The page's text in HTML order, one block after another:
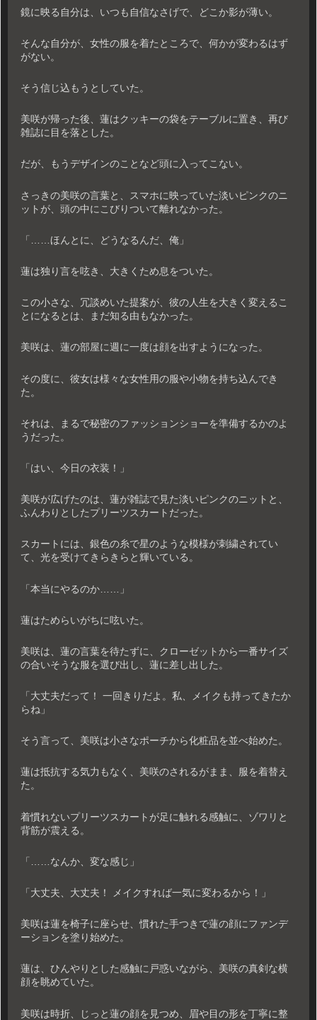
鏡に映る自分は、いつも自信なさげで、どこか影が薄い。
そんな自分が、女性の服を着たところで、何かが変わるはず
がない。
そう信じ込もうとしていた。
美咲が帰った後、蓮はクッキーの袋をテーブルに置き、再び
雑誌に目を落とした。
だが、もうデザインのことなど頭に入ってこない。
さっきの美咲の言葉と、スマホに映っていた淡いピンクのニ
ットが、頭の中にこびりついて離れなかった。
「……ほんとに、どうなるんだ、俺」
蓮は独り言を呟き、大きくため息をついた。
この小さな、冗談めいた提案が、彼の人生を大きく変えるこ
とになるとは、まだ知る由もなかった。
美咲は、蓮の部屋に週に一度は顔を出すようになった。
その度に、彼女は様々な女性用の服や小物を持ち込んでき
た。
それは、まるで秘密のファッションショーを準備するかのよ
うだった。
「はい、今日の衣装！」
美咲が広げたのは、蓮が雑誌で見た淡いピンクのニットと、
ふんわりとしたプリーツスカートだった。
スカートには、銀色の糸で星のような模様が刺繍されてい
て、光を受けてきらきらと輝いている。
「本当にやるのか……」
蓮はためらいがちに呟いた。
美咲は、蓮の言葉を待たずに、クローゼットから一番サイズ
の合いそうな服を選び出し、蓮に差し出した。
「大丈夫だって！ 一回きりだよ。私、メイクも持ってきたか
らね」
そう言って、美咲は小さなポーチから化粧品を並べ始めた。
蓮は抵抗する気力もなく、美咲のされるがまま、服を着替え
た。
着慣れないプリーツスカートが足に触れる感触に、ゾワリと
背筋が震える。
「……なんか、変な感じ」
「大丈夫、大丈夫！ メイクすれば一気に変わるから！」
美咲は蓮を椅子に座らせ、慣れた手つきで蓮の顔にファンデ
ーションを塗り始めた。
蓮は、ひんやりとした感触に戸惑いながら、美咲の真剣な横
顔を眺めていた。
美咲は時折、じっと蓮の顔を見つめ、眉や目の形を丁寧に整